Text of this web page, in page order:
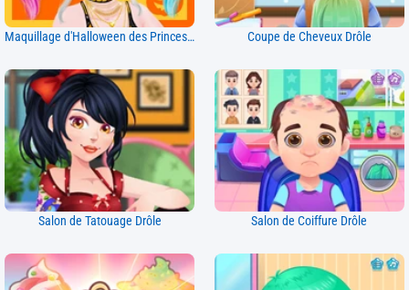
Maquillage d'Halloween des Princesses Coupe de Cheveux Drôle
Salon de Tatouage Drôle Salon de Coiffure Drôle